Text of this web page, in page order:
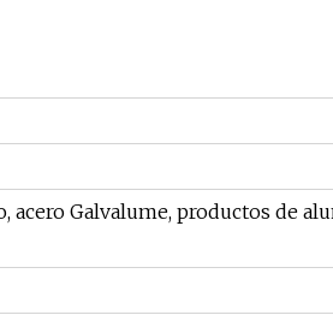
Galvalume, productos de